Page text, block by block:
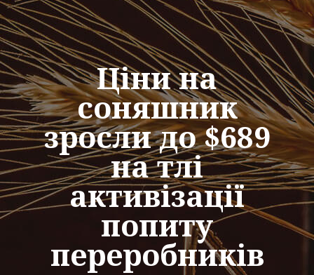
Ціни на
соняшник
зросли до $689
на тлі
активізації
попиту
переробників